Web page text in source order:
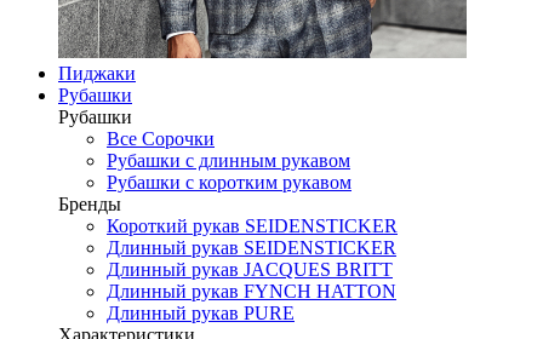
Пиджаки
Рубашки
Рубашки
Все Сорочки
Рубашки с длинным рукавом
Рубашки с коротким рукавом
Бренды
Короткий рукав SEIDENSTICKER
Длинный рукав SEIDENSTICKER
Длинный рукав JAСQUES BRITT
Длинный рукав FYNCH HATTON
Длинный рукав PURE